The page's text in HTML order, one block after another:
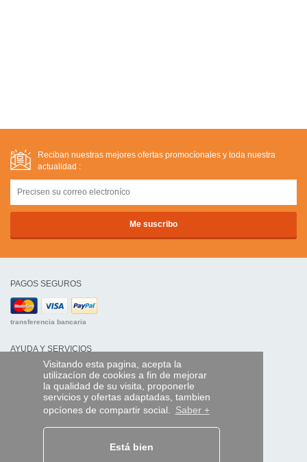
Visitando esta pagina, acepta la
utilizacíon de cookies a fin de mejorar
la qualidad de su visita, proponerle
servicios y ofertas adaptadas, tambien
opcíones de compartir social. Saber +
Está bien
Reciban nuestras mejores ofertas promocíonales y toda nuestra
actualidad :
PAGOS SEGUROS
transferencia bancaria
AYUDA Y SERVICIOS
Localice su envío
MANDO EXPRESS
¿Quiénes somos?